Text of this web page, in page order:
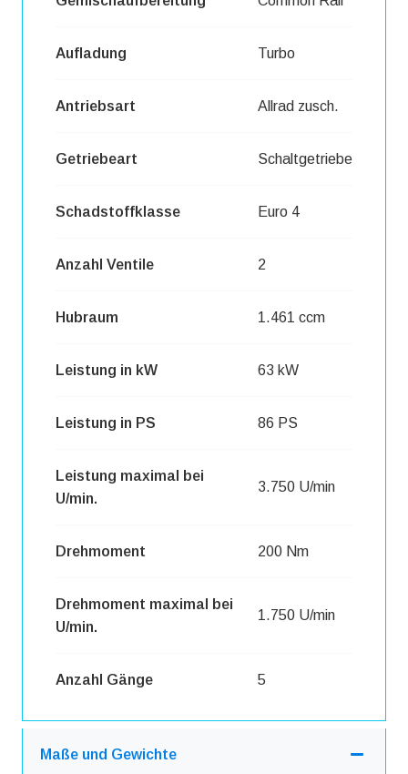
Aufladung Turbo
Antriebsart Allrad zusch.
Getriebeart Schaltgetriebe
Schadstoffklasse Euro 4
Anzahl Ventile 2
Hubraum 1.461 ccm
Leistung in kW 63 kW
Leistung in PS 86 PS
Leistung maximal bei
U/min.
3.750 U/min
Drehmoment 200 Nm
Drehmoment maximal bei
U/min.
1.750 U/min
Anzahl Gänge 5
Maße und Gewichte